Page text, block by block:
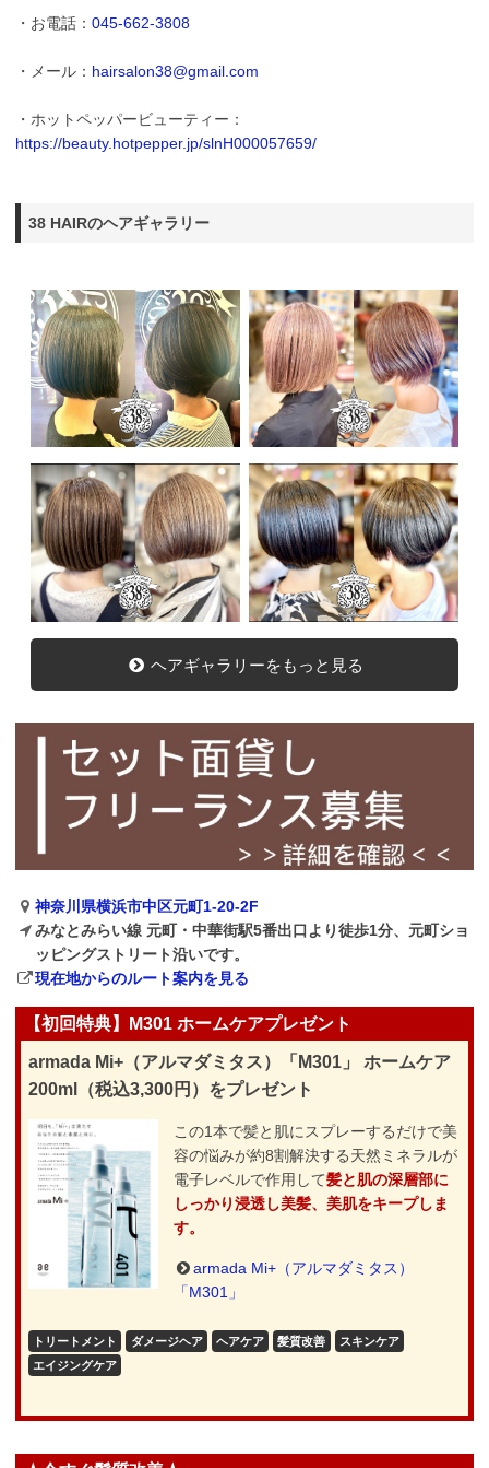
・お電話： 045-662-3808
・メール： hairsalon38@gmail.com
・ホットペッパービューティー：
https://beauty.hotpepper.jp/slnH000057659/
38 HAIRのヘアギャラリー
ヘアギャラリーをもっと見る
神奈川県横浜市中区元町1-20-2F
みなとみらい線 元町・中華街駅5番出口より徒歩1分、元町ショ
ッピングストリート沿いです。
現在地からのルート案内を見る
【初回特典】M301 ホームケアプレゼント
armada Mi+（アルマダミタス）「M301」 ホームケア
200ml（税込3,300円）をプレゼント
この1本で髪と肌にスプレーするだけで美
容の悩みが約8割解決する天然ミネラルが
電子レベルで作用して髪と肌の深層部に
しっかり浸透し美髪、美肌をキープしま
す。
armada Mi+（アルマダミタス）
「M301」
トリートメント ダメージヘア ヘアケア 髪質改善
スキンケア
エイジングケア